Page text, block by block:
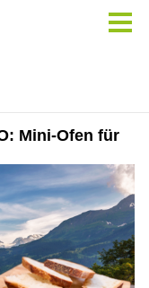
Mini‑Ofen für